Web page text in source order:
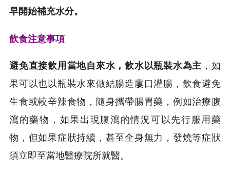
早開始補充水分。
飲食注意事項
避免直接飲用當地自來水，飲水以瓶裝水為主 ，如
果可以也以瓶裝水來做結腸造廔口灌腸，飲食避免
生食或較辛辣食物，隨身攜帶腸胃藥，例如治療腹
瀉的藥物，如果出現腹瀉的情況可以先行服用藥
物，但如果症狀持續，甚至全身無力，發燒等症狀
須立即至當地醫療院所就醫。